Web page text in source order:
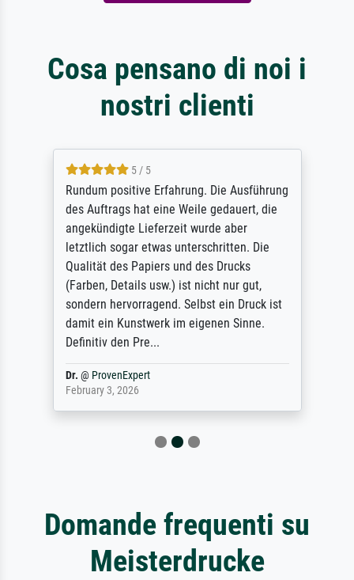
Cosa pensano di noi i
nostri clienti
5 / 5
Rundum positive Erfahrung. Die Ausführung
des Auftrags hat eine Weile gedauert, die
angekündigte Lieferzeit wurde aber
letztlich sogar etwas unterschritten. Die
Qualität des Papiers und des Drucks
(Farben, Details usw.) ist nicht nur gut,
sondern hervorragend. Selbst ein Druck ist
damit ein Kunstwerk im eigenen Sinne.
Definitiv den Pre...
Dr. @ ProvenExpert
February 3, 2026
Domande frequenti su
Meisterdrucke